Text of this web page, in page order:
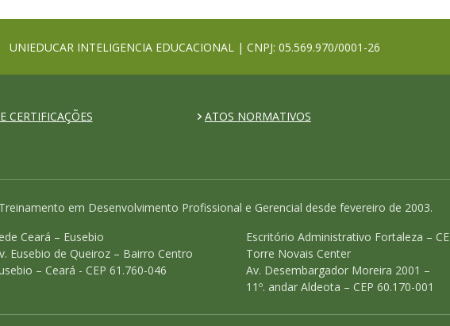
UNIEDUCAR INTELIGENCIA EDUCACIONAL | CNPJ: 05.569.970/0001-26
CERTIFICAÇÕES ATOS NORMATIVOS
em Desenvolvimento Profissional e Gerencial desde fevereiro de 2003.
Ceará – Eusebio
Eusebio de Queiroz – Bairro Centro
– Ceará - CEP 61.760-046
Escritório Administrativo Fortaleza – CE
Torre Novais Center
Av. Desembargador Moreira 2001 –
11º. andar Aldeota – CEP 60.170-001